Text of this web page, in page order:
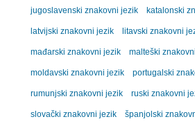
jugoslavenski znakovni jezik katalonski
latvijski znakovni jezik litavski znakovni
mađarski znakovni jezik malteški
moldavski znakovni jezik portugalski
rumunjski znakovni jezik ruski znakovni
slovački znakovni jezik španjolski